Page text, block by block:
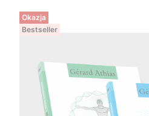
Okazja
Bestseller